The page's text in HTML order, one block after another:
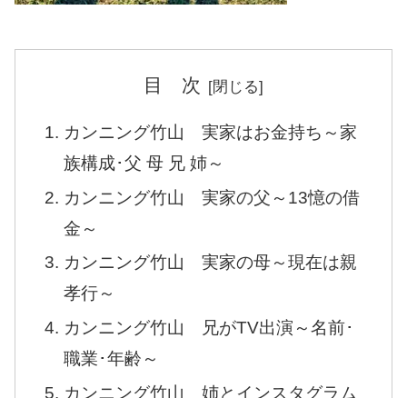
目 次
カンニング竹山 実家はお金持ち～家
族構成･父 母 兄 姉～
カンニング竹山 実家の父～13憶の借
金～
カンニング竹山 実家の母～現在は親
孝行～
カンニング竹山 兄がTV出演～名前･
職業･年齢～
カンニング竹山 姉とインスタグラム